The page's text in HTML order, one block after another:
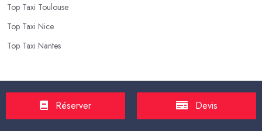
Top Taxi Toulouse
Top Taxi Nice
Top Taxi Nantes
Tarif Course TaxiRéserver Devis